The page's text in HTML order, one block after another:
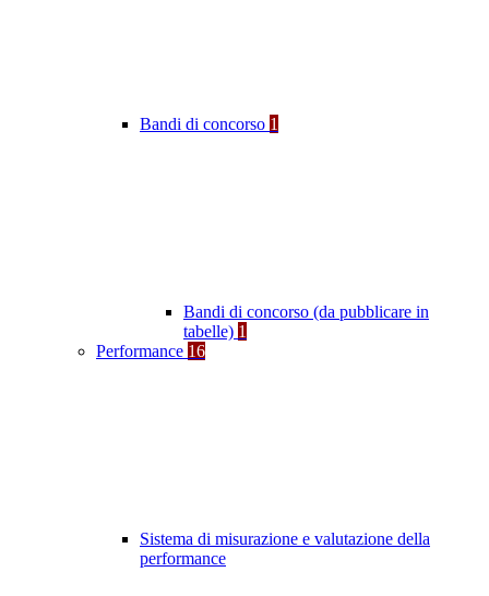
Bandi di concorso 1
Bandi di concorso (da pubblicare in
tabelle) 1
Performance 16
Sistema di misurazione e valutazione della
performance